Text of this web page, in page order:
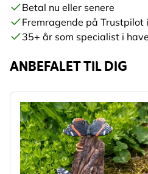
Betal nu eller senere
Fremragende på Trustpilot
35+ år som specialist i
ANBEFALET TIL DIG